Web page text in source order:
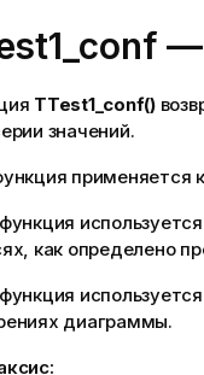
—
TTest1_conf()
значений.
применяется
как определено
диаграммы.